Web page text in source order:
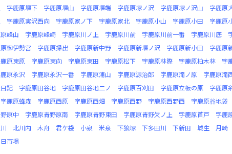
字鹿原堰下 字鹿原堰山 字鹿原堰端 字鹿原塚ノ沢 字鹿原塚ノ沢山 字鹿原
字鹿原実沢西向 字鹿原家ノ下 字鹿原家北 字鹿原小山 字鹿原小田 字鹿原
峰山 字鹿原峰崎 字鹿原川ノ上 字鹿原川前 字鹿原川前一番 字鹿原川底
御伊勢宮 字鹿原掃出 字鹿原新中野 字鹿原新堰ノ沢 字鹿原新小田 字鹿原
原東原 字鹿原東向 字鹿原東田 字鹿原松下 字鹿原林際 字鹿原柏木林 字
原永沢 字鹿原永沢一番 字鹿原浦山 字鹿原源治郎 字鹿原滝ノ原 字鹿原滝
記 字鹿原田谷地 字鹿原田谷地二ノ 字鹿原百刈田 字鹿原立板の原 字鹿原
字鹿原蜂森 字鹿原西原 字鹿原西畑 字鹿原西野 字鹿原西野西 字鹿原谷地袋
原中 字鹿原青野原南 字鹿原青野東田 字鹿原青野欠ノ上 字鹿原首戸 字鹿
北川内 木舟 君ケ袋 小泉 米泉 下狼塚 下多田川 下新田 城生 月崎
市場